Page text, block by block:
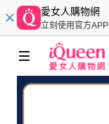
愛女人購物網
立刻使用官方APP